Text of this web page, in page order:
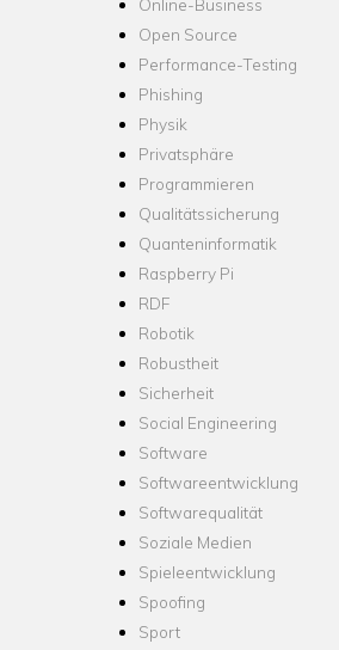
Online-Business
Open Source
Performance-Testing
Phishing
Physik
Privatsphäre
Programmieren
Qualitätssicherung
Quanteninformatik
Raspberry Pi
RDF
Robotik
Robustheit
Sicherheit
Social Engineering
Software
Softwareentwicklung
Softwarequalität
Soziale Medien
Spieleentwicklung
Spoofing
Sport